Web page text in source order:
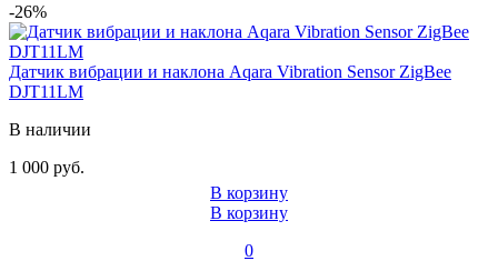
-26%
Датчик вибрации и наклона Aqara Vibration Sensor ZigBee
DJT11LM
В наличии
1 000 руб.
В корзину
В корзину
0